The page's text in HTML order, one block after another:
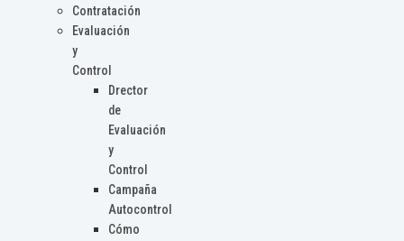
Contratación
Evaluación
y
Control
Drector
de
Evaluación
y
Control
Campaña
Autocontrol
Cómo